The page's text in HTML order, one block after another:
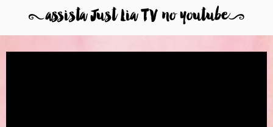
8assista Just Lia TV no youtube9